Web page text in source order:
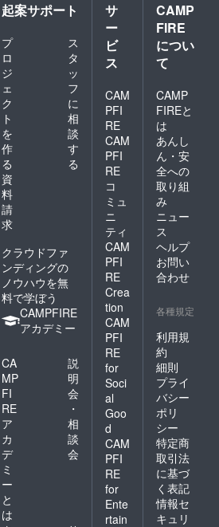
起案サポート
プ
ロ
ジ
ェ
ク
ト
を
作
る
ス
タ
ッ
フ
に
相
談
す
る
資
料
請
求
クラウドファ
ンディングの
ノウハウを無
料で学ぼう
CAMPFIRE
アカデミー
CA
MP
FI
RE
ア
カ
デ
ミ
ー
と
は
説
明
会
・
相
談
会
サ
ー
ビ
ス
CAM
PFI
RE
CAM
PFI
RE
コ
ミュ
ニ
ティ
CAM
PFI
RE
Crea
tion
CAM
PFI
RE
for
Soci
al
Goo
d
CAM
PFI
RE
for
Ente
rtain
CAMP
FIRE
につい
て
CAMP
FIREと
は
あんし
ん・安
全への
取り組
み
ニュー
ス
ヘルプ
お問い
合わせ
各種規定
利用規
約
細則
プライ
バシー
ポリ
シー
特定商
取引法
に基づ
く表記
情報セ
キュリ